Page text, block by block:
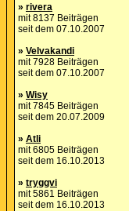
» rivera
mit 8137 Beiträgen
seit dem 07.10.2007
» Velvakandi
mit 7928 Beiträgen
seit dem 07.10.2007
» Wisy
mit 7845 Beiträgen
seit dem 20.07.2009
» Atli
mit 6805 Beiträgen
seit dem 16.10.2013
» tryggvi
mit 5861 Beiträgen
seit dem 16.10.2013